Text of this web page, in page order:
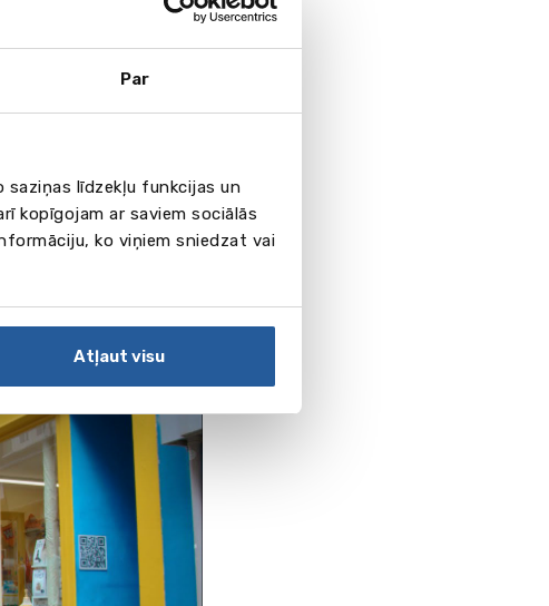
Par
saziņas līdzekļu funkcijas un
kopīgojam ar saviem sociālās
ko viņiem sniedzat vai
Atļaut visu